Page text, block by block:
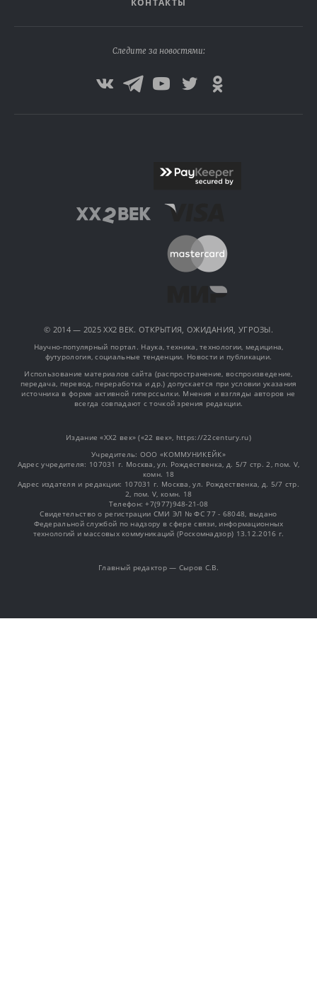
КОНТАКТЫ
Следите за новостями:
© 2014 — 2025 XX2 ВЕК. ОТКРЫТИЯ, ОЖИДАНИЯ, УГРОЗЫ.
Научно-популярный портал. Наука, техника, технологии, медицина,
футурология, социальные тенденции. Новости и публикации.
Использование материалов сайта (распространение, воспроизведение,
передача, перевод, переработка и др.) допускается при условии указания
источника в форме активной гиперссылки. Мнения и взгляды авторов не
всегда совпадают с точкой зрения редакции.
Издание «XX2 век» («22 век», https://22century.ru)
Учредитель: OOO «КОММУНИКЕЙК»
Адрес учредителя: 107031 г. Москва, ул. Рождественка, д. 5/7 стр. 2, пом. V,
комн. 18
Адрес издателя и редакции: 107031 г. Москва, ул. Рождественка, д. 5/7 стр.
2, пом. V, комн. 18
Телефон: +7(977)948-21-08
Свидетельство о регистрации СМИ ЭЛ № ФС 77 - 68048, выдано
Федеральной службой по надзору в сфере связи, информационных
технологий и массовых коммуникаций (Роскомнадзор) 13.12.2016 г.
Главный редактор — Сыров С.В.